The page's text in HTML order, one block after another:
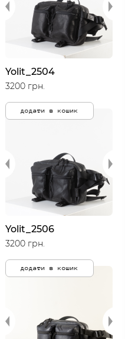
Yolit_2504
3200 грн.
додати в кошик
Yolit_2506
3200 грн.
додати в кошик